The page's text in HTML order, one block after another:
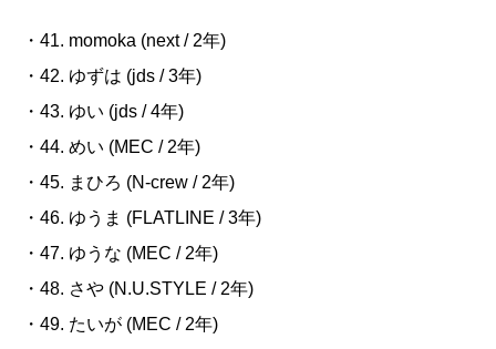
・41. momoka (next / 2年)
・42. ゆずは (jds / 3年)
・43. ゆい (jds / 4年)
・44. めい (MEC / 2年)
・45. まひろ (N-crew / 2年)
・46. ゆうま (FLATLINE / 3年)
・47. ゆうな (MEC / 2年)
・48. さや (N.U.STYLE / 2年)
・49. たいが (MEC / 2年)